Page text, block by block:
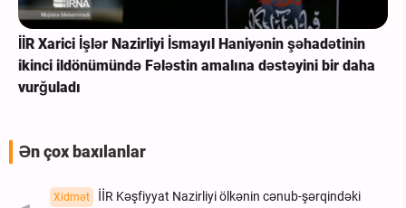
İİR Xarici İşlər Nazirliyi İsmayıl Haniyənin şəhadətinin
ikinci ildönümündə Fələstin amalına dəstəyini bir daha
vurğuladı
Ən çox baxılanlar
Xidmət
İİR Kəşfiyyat Nazirliyi ölkənin cənub-şərqindəki